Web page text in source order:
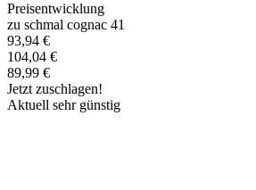
Preisentwicklung
zu schmal cognac 41
93,94 €
104,04 €
89,99 €
Jetzt zuschlagen!
Aktuell sehr günstig